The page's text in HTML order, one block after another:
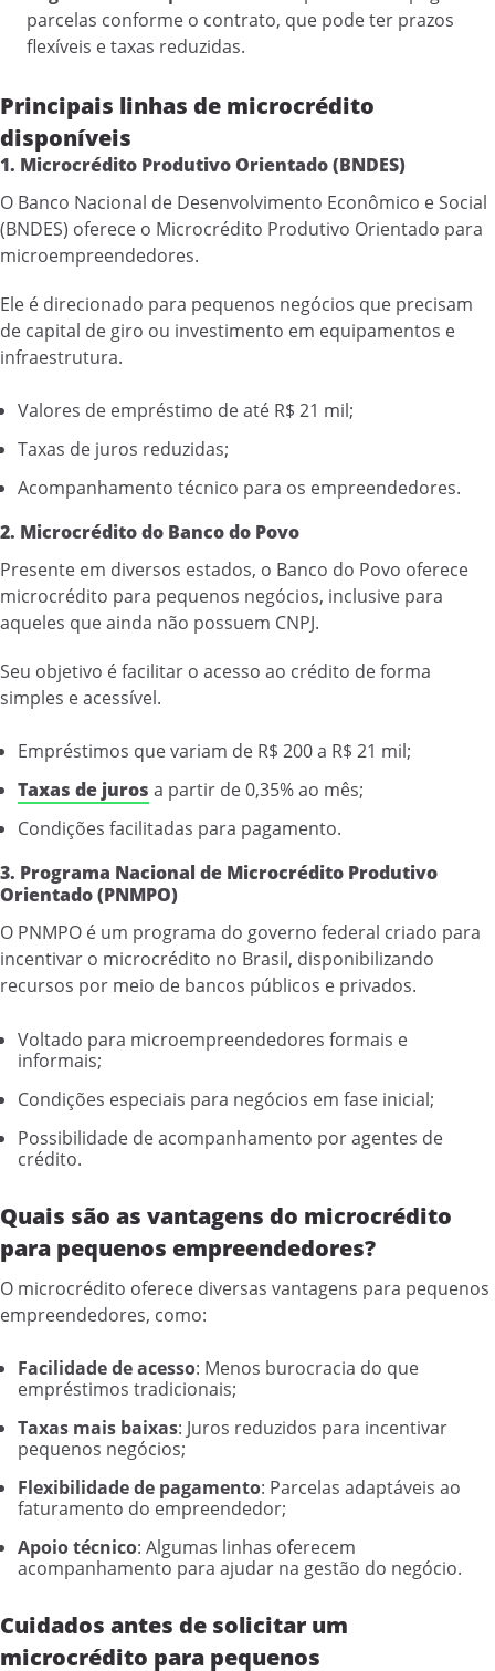
parcelas conforme o contrato, que pode ter prazos
flexíveis e taxas reduzidas.
Principais linhas de microcrédito
disponíveis
1. Microcrédito Produtivo Orientado (BNDES)
O Banco Nacional de Desenvolvimento Econômico e Social
(BNDES) oferece o Microcrédito Produtivo Orientado para
microempreendedores.
Ele é direcionado para pequenos negócios que precisam
de capital de giro ou investimento em equipamentos e
infraestrutura.
Valores de empréstimo de até R$ 21 mil;
Taxas de juros reduzidas;
Acompanhamento técnico para os empreendedores.
2. Microcrédito do Banco do Povo
Presente em diversos estados, o Banco do Povo oferece
microcrédito para pequenos negócios, inclusive para
aqueles que ainda não possuem CNPJ.
Seu objetivo é facilitar o acesso ao crédito de forma
simples e acessível.
Empréstimos que variam de R$ 200 a R$ 21 mil;
Taxas de juros a partir de 0,35% ao mês;
Condições facilitadas para pagamento.
3. Programa Nacional de Microcrédito Produtivo
Orientado (PNMPO)
O PNMPO é um programa do governo federal criado para
incentivar o microcrédito no Brasil, disponibilizando
recursos por meio de bancos públicos e privados.
Voltado para microempreendedores formais e
informais;
Condições especiais para negócios em fase inicial;
Possibilidade de acompanhamento por agentes de
crédito.
Quais são as vantagens do microcrédito
para pequenos empreendedores?
O microcrédito oferece diversas vantagens para pequenos
empreendedores, como:
Facilidade de acesso: Menos burocracia do que
empréstimos tradicionais;
Taxas mais baixas: Juros reduzidos para incentivar
pequenos negócios;
Flexibilidade de pagamento: Parcelas adaptáveis ao
faturamento do empreendedor;
Apoio técnico: Algumas linhas oferecem
acompanhamento para ajudar na gestão do negócio.
Cuidados antes de solicitar um
microcrédito para pequenos